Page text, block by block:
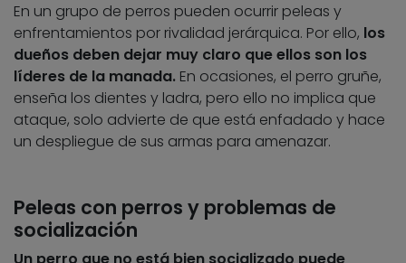
En un grupo de perros pueden ocurrir peleas y
enfrentamientos por rivalidad jerárquica. Por ello, los
dueños deben dejar muy claro que ellos son los
líderes de la manada. En ocasiones, el perro gruñe,
enseña los dientes y ladra, pero ello no implica que
ataque, solo advierte de que está enfadado y hace
un despliegue de sus armas para amenazar.
Peleas con perros y problemas de
socialización